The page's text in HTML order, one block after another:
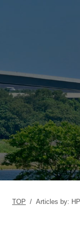
TOP / Articles by: